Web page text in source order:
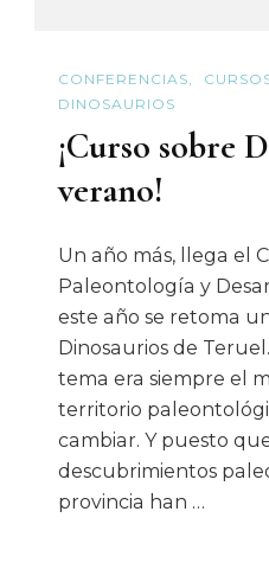
CONFERENCIAS
DINOSAURIOS
¡Curso sobre
verano!
Un año más, llega el
Paleontología y
este año se retoma
Dinosaurios de
tema era siempre el
territorio
cambiar. Y puesto
descubrimientos
provincia han …